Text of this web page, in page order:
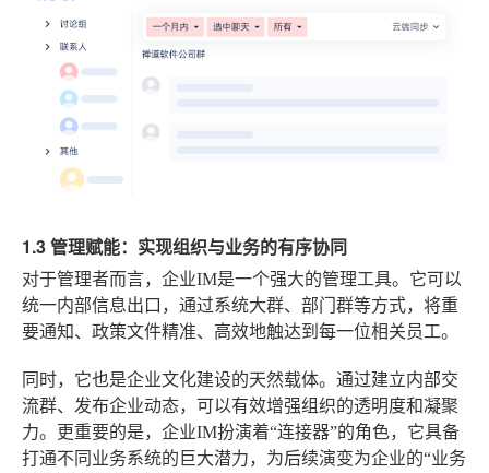
1.3 管理赋能：实现组织与业务的有序协同
对于管理者而言，企业IM是一个强大的管理工具。它可以
统一内部信息出口，通过系统大群、部门群等方式，将重
要通知、政策文件精准、高效地触达到每一位相关员工。
同时，它也是企业文化建设的天然载体。通过建立内部交
流群、发布企业动态，可以有效增强组织的透明度和凝聚
力。更重要的是，企业IM扮演着“连接器”的角色，它具备
打通不同业务系统的巨大潜力，为后续演变为企业的“业务